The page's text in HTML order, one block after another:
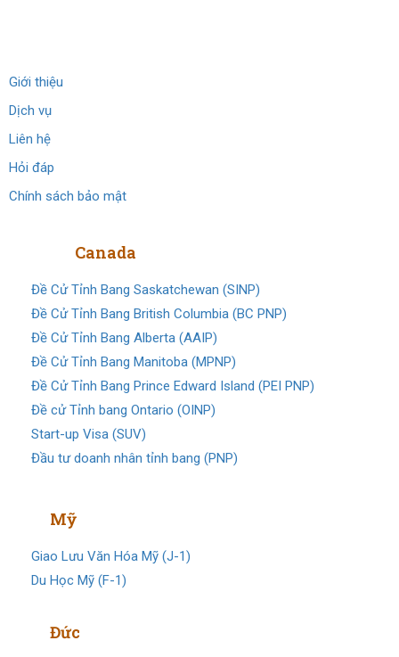
Giới thiệu
Dịch vụ
Liên hệ
Hỏi đáp
Chính sách bảo mật
Canada
Đề Cử Tỉnh Bang Saskatchewan (SINP)
Đề Cử Tỉnh Bang British Columbia (BC PNP)
Đề Cử Tỉnh Bang Alberta (AAIP)
Đề Cử Tỉnh Bang Manitoba (MPNP)
Đề Cử Tỉnh Bang Prince Edward Island (PEI PNP)
Đề cử Tỉnh bang Ontario (OINP)
Start-up Visa (SUV)
Đầu tư doanh nhân tỉnh bang (PNP)
Mỹ
Giao Lưu Văn Hóa Mỹ (J-1)
Du Học Mỹ (F-1)
Đức